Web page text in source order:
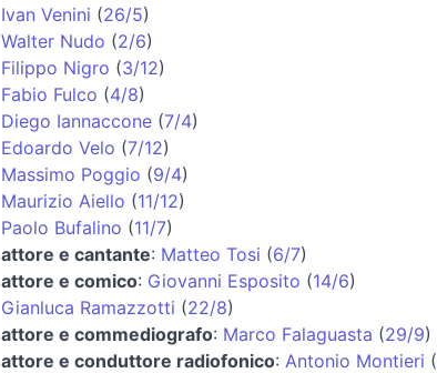
Ivan Venini (26/5)
Walter Nudo (2/6)
Filippo Nigro (3/12)
Fabio Fulco (4/8)
Diego Iannaccone(7/4)
Edoardo Velo (7/12)
Massimo Poggio (9/4)
Maurizio Aiello (11/12)
Paolo Bufalino (11/7)
attore e cantante: Matteo Tosi (6/7)
attore e comico: Giovanni Esposito (14/6)
Gianluca Ramazzotti (22/8)
attore e commediografo: Marco Falaguasta (29/9)
attore e conduttore radiofonico: Antonio Montieri (